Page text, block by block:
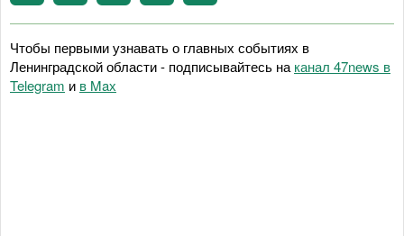
Чтобы первыми узнавать о главных событиях в
Ленинградской области - подписывайтесь на канал 47news в
Telegram и в Maх